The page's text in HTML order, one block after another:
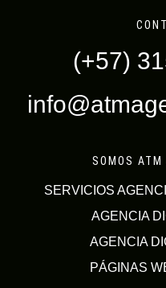
SOMOS
SERVICIOS
AGENCIA
AGENCIA
PÁGINAS
(+57)